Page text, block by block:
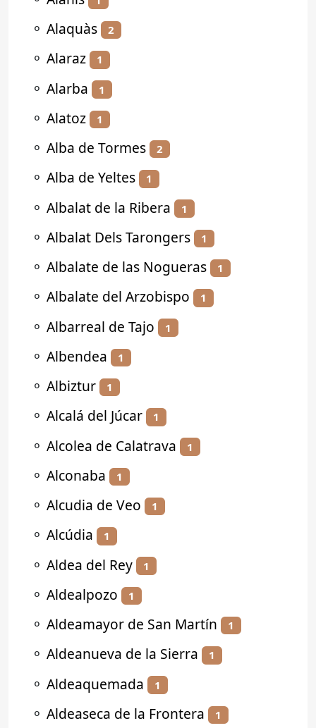
⚬ Alaquàs 2
⚬ Alaraz 1
⚬ Alarba 1
⚬ Alatoz 1
⚬ Alba de Tormes 2
⚬ Alba de Yeltes 1
⚬ Albalat de la Ribera 1
⚬ Albalat Dels Tarongers 1
⚬ Albalate de las Nogueras 1
⚬ Albalate del Arzobispo 1
⚬ Albarreal de Tajo 1
⚬ Albendea 1
⚬ Albiztur 1
⚬ Alcalá del Júcar 1
⚬ Alcolea de Calatrava 1
⚬ Alconaba 1
⚬ Alcudia de Veo 1
⚬ Alcúdia 1
⚬ Aldea del Rey 1
⚬ Aldealpozo 1
⚬ Aldeamayor de San Martín 1
⚬ Aldeanueva de la Sierra 1
⚬ Aldeaquemada 1
⚬ Aldeaseca de la Frontera 1